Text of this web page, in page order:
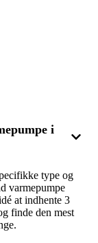
i
type og
varmepumpe
at indhente 3
finde den mest